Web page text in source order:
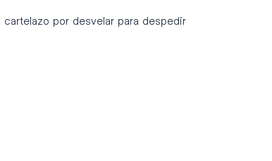
cartelazo por desvelar para despedir